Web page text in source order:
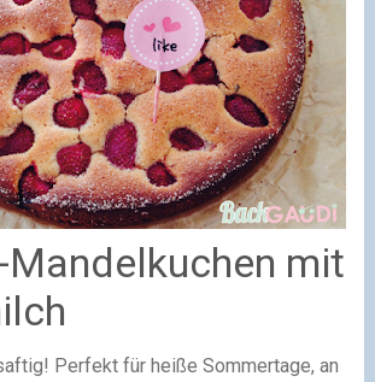
Mandelkuchen mit
Perfekt für heiße Sommertage, an